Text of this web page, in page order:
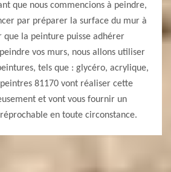
que nous commencions à peindre,
par préparer la surface du mur à
la peinture puisse adhérer
vos murs, nous allons utiliser
tels que : glycéro, acrylique,
81170 vont réaliser cette
et vont vous fournir un
en toute circonstance.